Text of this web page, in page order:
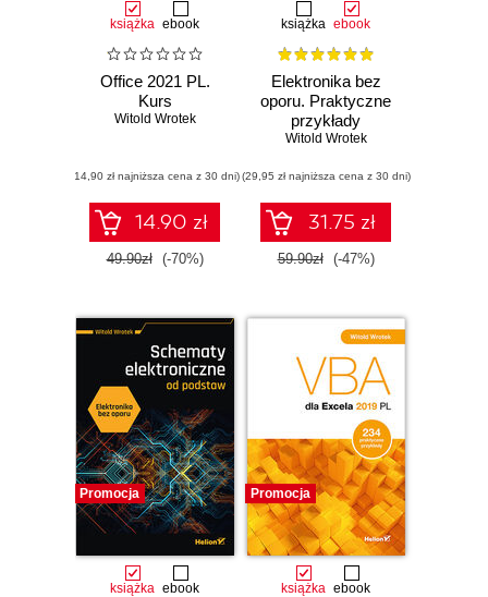
książka ebook
Office 2021 PL.
Kurs
Witold Wrotek
(14,90 zł najniższa cena z 30 dni)
14.90 zł
49.90zł (-70%)
książka ebook
Elektronika bez
oporu. Praktyczne
przykłady
Witold Wrotek
(29,95 zł najniższa cena z 30 dni)
31.75 zł
59.90zł (-47%)
Promocja
książka ebook
Promocja
książka ebook